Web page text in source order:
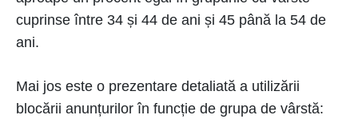
cuprinse între 34 și 44 de ani și 45 până la 54 de
ani.
Mai jos este o prezentare detaliată a utilizării
blocării anunțurilor în funcție de grupa de vârstă: